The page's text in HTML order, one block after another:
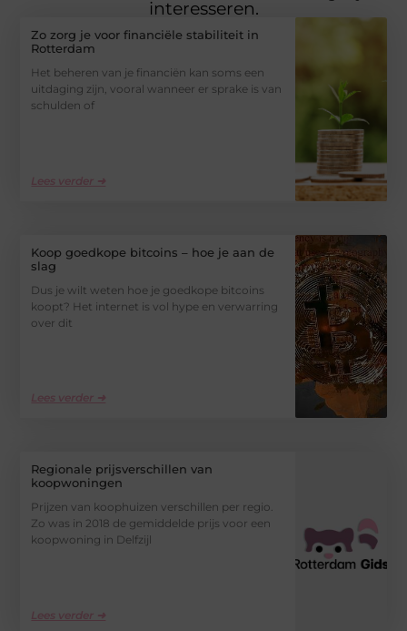
interesseren.
Zo zorg je voor financiële stabiliteit in
Rotterdam
Het beheren van je financiën kan soms een
uitdaging zijn, vooral wanneer er sprake is van
schulden of
Lees verder ➜
Koop goedkope bitcoins – hoe je aan de
slag
Dus je wilt weten hoe je goedkope bitcoins
koopt? Het internet is vol hype en verwarring
over dit
Lees verder ➜
Regionale prijsverschillen van
koopwoningen
Prijzen van koophuizen verschillen per regio.
Zo was in 2018 de gemiddelde prijs voor een
koopwoning in Delfzijl
Lees verder ➜